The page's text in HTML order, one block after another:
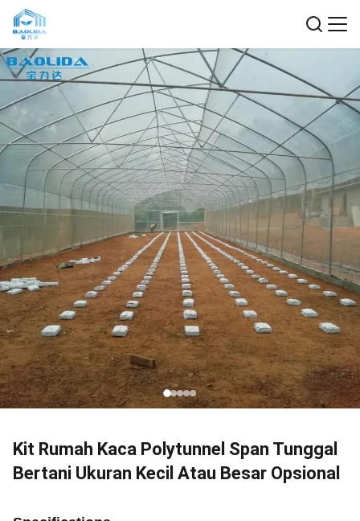
Kit Rumah Kaca Polytunnel Span Tunggal
Bertani Ukuran Kecil Atau Besar Opsional